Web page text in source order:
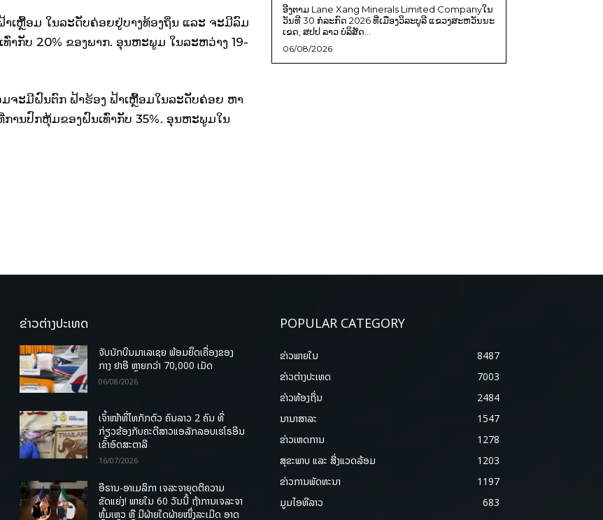
ເຫຼື້ອມ ໃນລະດັບຄ່ອຍຢູ່ບາງທ້ອງຖິ່ນ ແລະ ຈະມີລົມ
າກັບ 20% ຂອງພາກ. ອຸນຫະພູມ ໃນລະຫວ່າງ 19-
ມຈະມີຝົນຕົກ ຟ້າຮ້ອງ ຟ້າເຫຼື້ອມໃນລະດັບຄ່ອຍ ຫາ
ານປົກຫຸ້ມຂອງຝົນເທົ່າກັບ 35%. ອຸນຫະພູມໃນ
ອີງຕາມ Lane Xang Minerals Limited Companyໃນ
ວັນທີ 30 ກໍລະກົດ 2026 ທີ່ເມືອງວິລະບູລີ ແຂວງສະຫວັນນະ
ເຂດ, ສປປ ລາວ ບໍລິສັດ...
06/08/2026
ຂ່າວຕ່າງປະເທດ
ຈັບນັກບິນມາເລເຊຍ ພ້ອມຍຶດເຄື່ອງຂອງ
ກາງ ຢາອີ ຫຼາຍກວ່າ 70,000 ເມັດ
06/08/2026
ເຈົ້າໜ້າທີ່ໄທກັກຕົວ ຄົນລາວ 2 ຄົນ ທີ່
ກ່ຽວຂ້ອງກັບຄະດີສາວແອລັກລອບເຮໂຣອີນ
ເຂົ້າອົດສະຕາລີ
16/07/2026
ອີຣານ-ອາເມລິກາ ເຈລະຈາຍຸດຕິຄວາມ
ຂັດແຍ່ງ! ພາຍໃນ 60 ວັນນີ້ ຖ້າການເຈລະຈາ
ຫຼົ້ມເຫຼວ ຫຼື ມີຝ່າຍໃດຝ່າຍໜຶ່ງລະເມີດ ອາດ
POPULAR CATEGORY
ຂ່າວພາຍ​ໃນ
8487
ຂ່າວຕ່າງປະເທດ
7003
ຂ່າວທ້ອງຖິ່ນ
2484
ນານາສາລະ
1547
ຂ່າວເຫດການ
1278
ສຸຂະພາບ ແລະ ສີ່ງແວດລ້ອມ
1203
ຂ່າວການພັດທະນາ
1197
ມູມໄອທີລາວ
683